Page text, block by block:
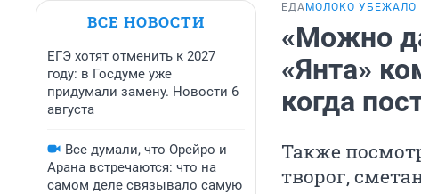
ВСЕ НОВОСТИ
ЕГЭ хотят отменить к 2027
году: в Госдуме уже
придумали замену. Новости 6
августа
Все думали, что Орейро и
Арана встречаются: что на
самом деле связывало самую
ЕДА МОЛОКО УБЕЖАЛО
«Можно
«Янта»
когда
Также
творог,